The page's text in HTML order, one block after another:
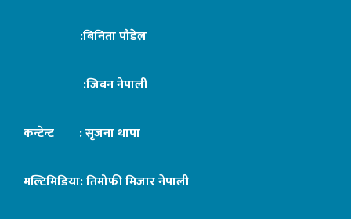
:बिनिता पौडेल
:जिबन नेपाली
कन्टेन्ट : सृजना थापा
मल्टिमिडिया: तिमोफी मिजार नेपाली